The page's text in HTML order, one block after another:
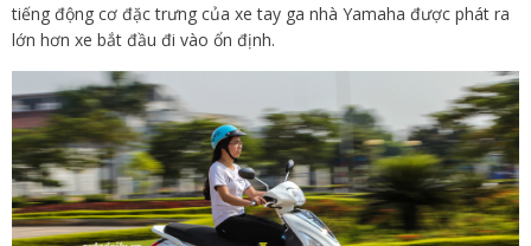
tiếng động cơ đặc trưng của xe tay ga nhà Yamaha được phát ra
lớn hơn xe bắt đầu đi vào ổn định.